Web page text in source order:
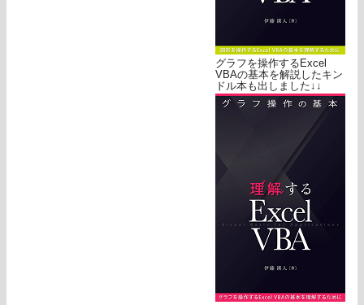
グラフを操作するExcel
VBAの基本を解説したキン
ドル本も出しました↓↓